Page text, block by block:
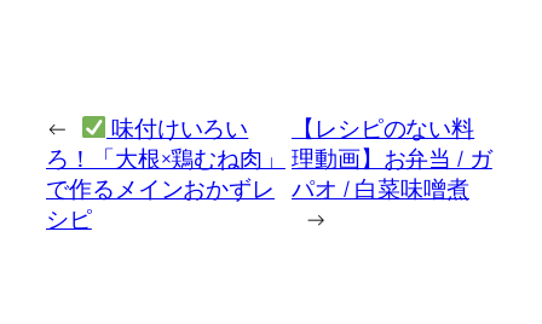
←
味付けいろい
ろ！「大根×鶏むね肉」
で作るメインおかずレ
シピ
【レシピのない料
理動画】お弁当 / ガ
パオ / 白菜味噌煮
→